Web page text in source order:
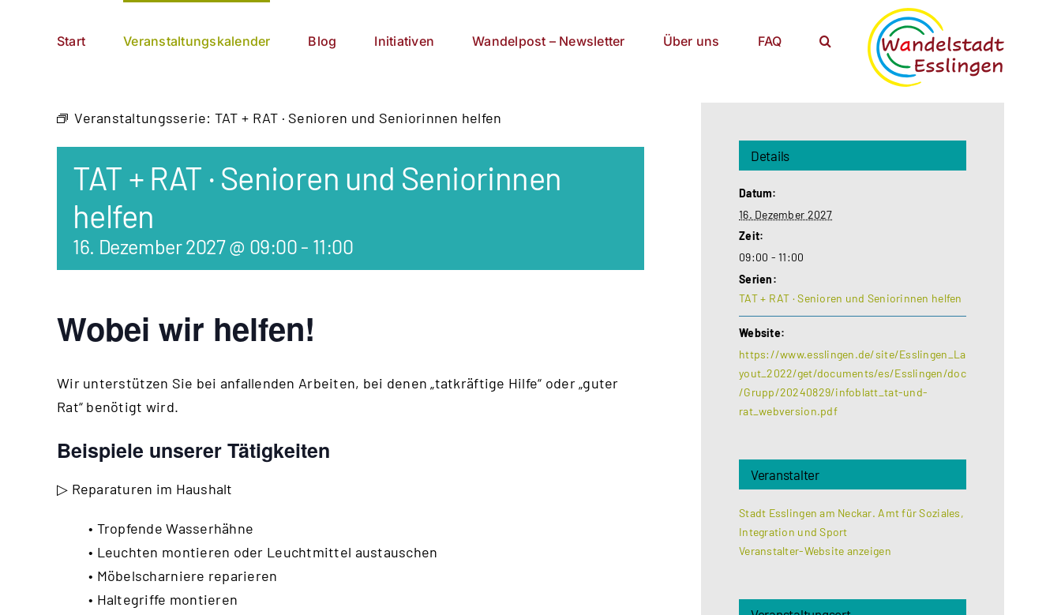
Start Veranstaltungskalender Blog Initiativen Wandelpost – Newsletter Über uns FAQ
Veranstaltungsserie: TAT + RAT · Senioren und Seniorinnen helfen
TAT + RAT · Senioren und Seniorinnen
helfen
16. Dezember 2027 @ 09:00 - 11:00
Wobei wir helfen!
Wir unterstützen Sie bei anfallenden Arbeiten, bei denen „tatkräftige Hilfe“ oder „guter
Rat“ benötigt wird.
Beispiele unserer Tätigkeiten
▷ Reparaturen im Haushalt
• Tropfende Wasserhähne
• Leuchten montieren oder Leuchtmittel austauschen
• Möbelscharniere reparieren
• Haltegriffe montieren
Details
Datum:
16. Dezember 2027
Zeit:
09:00 - 11:00
Serien:
TAT + RAT · Senioren und Seniorinnen helfen
Website:
https://www.esslingen.de/site/Esslingen_La
yout_2022/get/documents/es/Esslingen/doc
/Grupp/20240829/infoblatt_tat-und-
rat_webversion.pdf
Veranstalter
Stadt Esslingen am Neckar. Amt für Soziales,
Integration und Sport
Veranstalter-Website anzeigen